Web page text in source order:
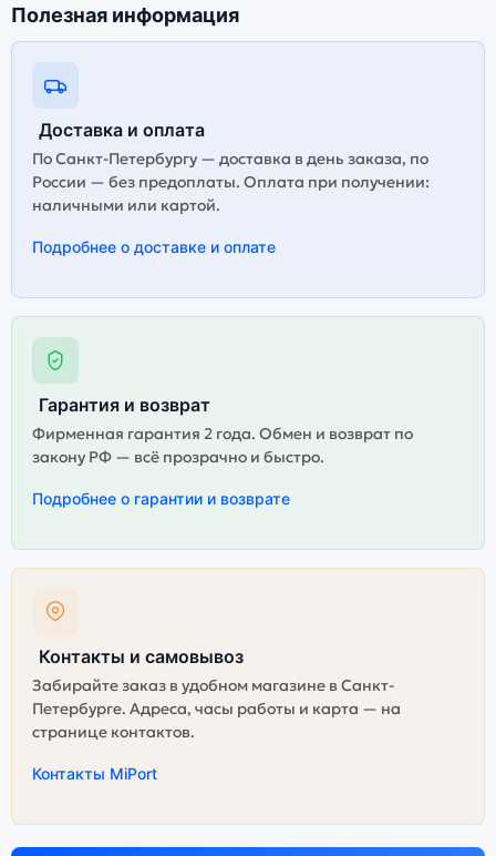
Полезная информация
Доставка и оплата
По Санкт-Петербургу — доставка в день заказа, по
России — без предоплаты. Оплата при получении:
наличными или картой.
Подробнее о доставке и оплате
Гарантия и возврат
Фирменная гарантия 2 года. Обмен и возврат по
закону РФ — всё прозрачно и быстро.
Подробнее о гарантии и возврате
Контакты и самовывоз
Забирайте заказ в удобном магазине в Санкт-
Петербурге. Адреса, часы работы и карта — на
странице контактов.
Контакты MiPort